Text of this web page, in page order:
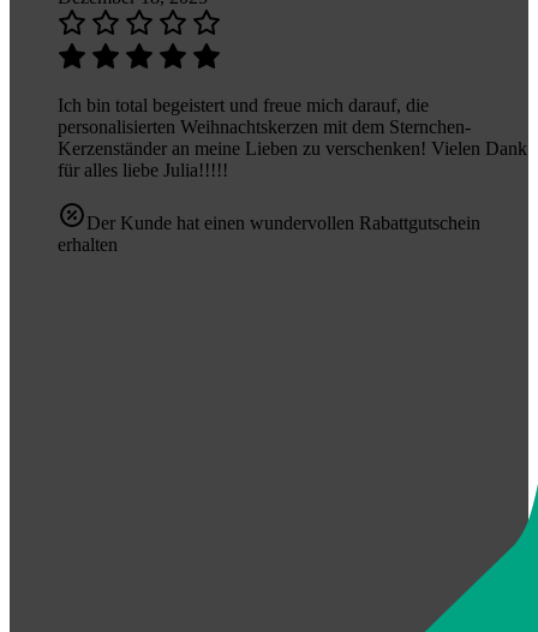
Ich bin total begeistert und freue mich darauf, die
personalisierten Weihnachtskerzen mit dem Sternchen-
Kerzenständer an meine Lieben zu verschenken! Vielen Dank
für alles liebe Julia!!!!!
Der Kunde hat einen wundervollen Rabattgutschein
erhalten